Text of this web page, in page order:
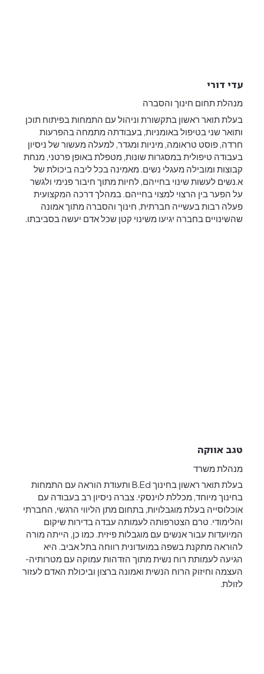
עדי דורי
מנהלת תחום חינוך והסברה
בעלת תואר ראשון בתקשורת וניהול עם התמחות בפיתוח תוכן
ותואר שני בטיפול באומניות, בעבודתה מתמחה בהפרעות
חרדה, פוסט טראומה, מיניות ומגדר, למעלה מעשור של ניסיון
בעבודה טיפולית במסגרות שונות, מטפלת באופן פרטני, מנחת
קבוצות ומובילה מעגלי נשים. מאמינה בכל ליבה ביכולת של
א.נשים לעשות שינוי בחייהם, לחיות מתוך חיבור פנימי ולגשר
על הפער בין הרצוי למצוי בחייהם. במהלך דרכה המקצועית
פעלה רבות בעשייה חברתית, חינוך והסברה מתוך אמונה
שהשינויים בחברה יגיעו משינוי קטן שכל אדם יעשה בסביבתו.
טגב אווקה
מנהלת משרד
בעלת תואר ראשון בחינוך B.Ed ותעודת הוראה עם התמחות
בחינוך מיוחד, מכללת לוינסקי. צברה ניסיון רב בעבודה עם
אוכלוסייה בעלת מוגבלויות, בתחום מתן הליווי הרגשי, החברתי
והלימודי. טרם הצטרפותה לעמותה עבדה בדירות שיקום
המיועדות עבור אנשים עם מוגבלות פיזית. כמו כן, הייתה מורה
להוראה מתקנת בשפה במועדונית רווחה בתל אביב. היא
הגיעה לעמותת רוח נשית מתוך הזדהות עמוקה עם מטרותיה-
העצמה וחיזוק הרוח הנשית ואמונה ברצון וביכולת האדם לעזור
לזולת.